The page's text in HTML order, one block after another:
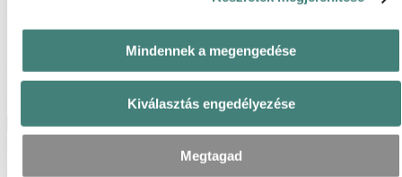
Mindennek a megengedése
Kiválasztás engedélyezése
Megtagad
Beszerzési szervezetünk decentralizált, hogy megfeleljen a világ
különböző üzleti területeinek. Bár
az egyes minősítési
követelmények eltérőek lehetnek, a beszerzésre és a minősítési
folyamatra vonatkozó vállalati irányelveink minden üzleti területen
Hidroextrudálások beszerzése
Eltérő megállapodás hiányában, vagy hacsak nem országspecifikus